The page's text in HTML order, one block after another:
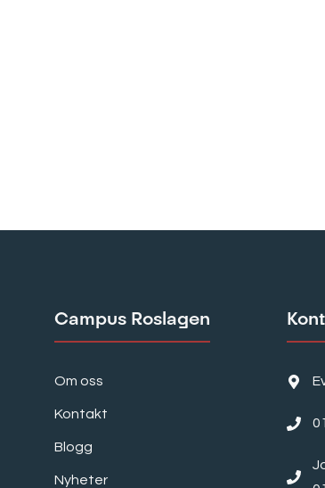
Campus Roslagen
Om oss
Kontakt
Blogg
Nyheter